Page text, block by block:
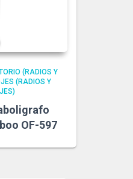
(RADIOS Y
(RADIOS Y
OF-597